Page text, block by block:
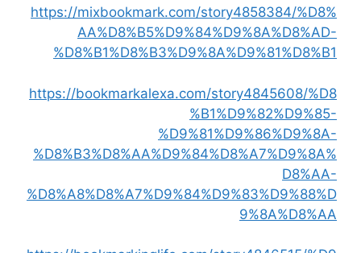
https://mixbookmark.com/story4858384/%D8%
AA%D8%B5%D9%84%D9%8A%D8%AD-
%D8%B1%D8%B3%D9%8A%D9%81%D8%B1
https://bookmarkalexa.com/story4845608/%D8
%B1%D9%82%D9%85-
%D9%81%D9%86%D9%8A-
%D8%B3%D8%AA%D9%84%D8%A7%D9%8A%
D8%AA-
%D8%A8%D8%A7%D9%84%D9%83%D9%88%D
9%8A%D8%AA